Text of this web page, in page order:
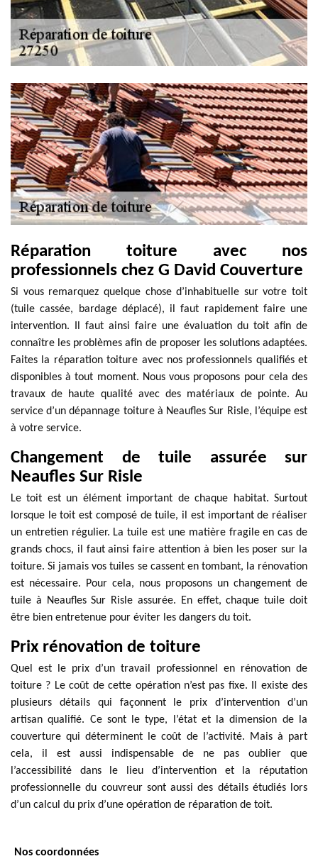
Réparation toiture avec nos
professionnels chez G David Couverture
Si vous remarquez quelque chose d’inhabituelle sur votre toit
(tuile cassée, bardage déplacé), il faut rapidement faire une
intervention. Il faut ainsi faire une évaluation du toit afin de
connaître les problèmes afin de proposer les solutions adaptées.
Faites la réparation toiture avec nos professionnels qualifiés et
disponibles à tout moment. Nous vous proposons pour cela des
travaux de haute qualité avec des matériaux de pointe. Au
service d’un dépannage toiture à Neaufles Sur Risle, l’équipe est
à votre service.
Changement de tuile assurée sur
Neaufles Sur Risle
Le toit est un élément important de chaque habitat. Surtout
lorsque le toit est composé de tuile, il est important de réaliser
un entretien régulier. La tuile est une matière fragile en cas de
grands chocs, il faut ainsi faire attention à bien les poser sur la
toiture. Si jamais vos tuiles se cassent en tombant, la rénovation
est nécessaire. Pour cela, nous proposons un changement de
tuile à Neaufles Sur Risle assurée. En effet, chaque tuile doit
être bien entretenue pour éviter les dangers du toit.
Prix rénovation de toiture
Quel est le prix d’un travail professionnel en rénovation de
toiture ? Le coût de cette opération n’est pas fixe. Il existe des
plusieurs détails qui façonnent le prix d’intervention d’un
artisan qualifié. Ce sont le type, l’état et la dimension de la
couverture qui déterminent le coût de l’activité. Mais à part
cela, il est aussi indispensable de ne pas oublier que
l’accessibilité dans le lieu d’intervention et la réputation
professionnelle du couvreur sont aussi des détails étudiés lors
d’un calcul du prix d’une opération de réparation de toit.
Nos coordonnées